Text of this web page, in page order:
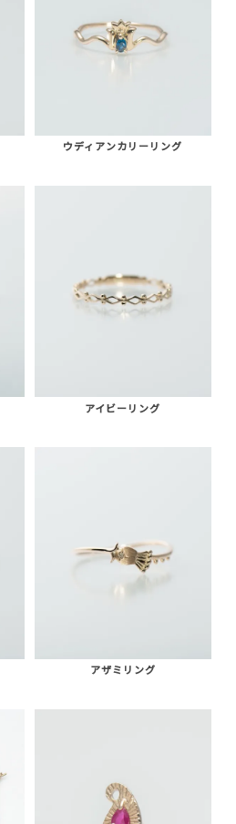
ウディアンカリーリング
アイビーリング
アザミリング